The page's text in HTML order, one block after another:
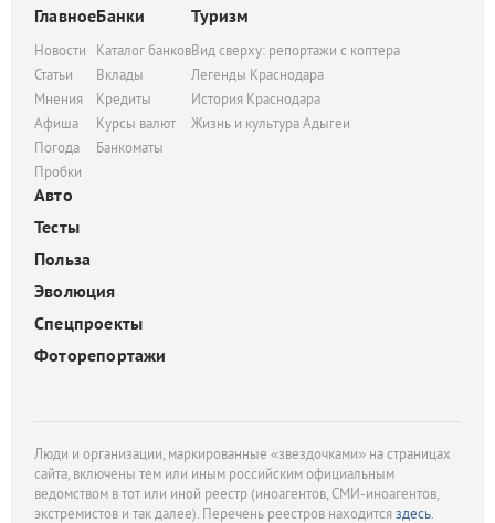
Главное
Новости
Статьи
Мнения
Афиша
Погода
Пробки
Банки
Каталог банков
Вклады
Кредиты
Курсы валют
Банкоматы
Туризм
Вид сверху: репортажи с коптера
Легенды Краснодара
История Краснодара
Жизнь и культура Адыгеи
Авто
Тесты
Польза
Эволюция
Спецпроекты
Фоторепортажи
Люди и организации, маркированные «звездочками» на страницах
сайта, включены тем или иным российским официальным
ведомством в тот или иной реестр (иноагентов, СМИ-иноагентов,
экстремистов и так далее). Перечень реестров находитсяздесь.